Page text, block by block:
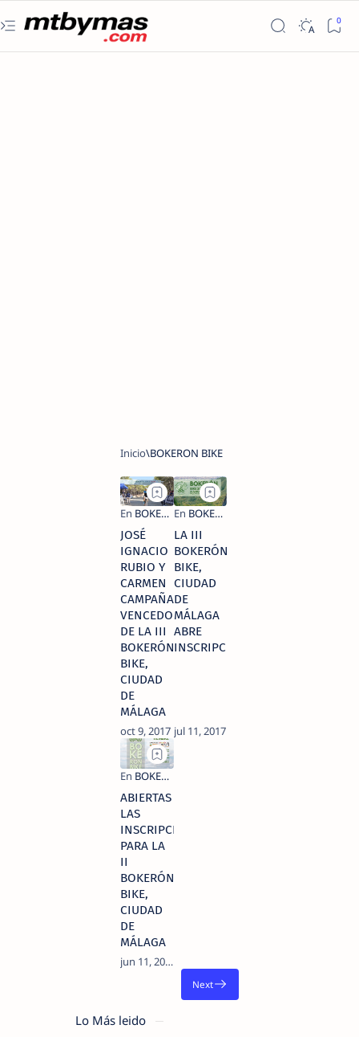
JOSÉ
IGNACIO
RUBIO Y
CARMEN
CAMPAÑA,
VENCEDORES
DE LA III
BOKERÓN
BIKE,
CIUDAD
DE
MÁLAGA
LA III
BOKERÓN
BIKE,
CIUDAD
DE
MÁLAGA
ABRE
INSCRIPCIONES
ABIERTAS
LAS
INSCRIPCIONES
PARA LA
II
BOKERÓN
BIKE,
CIUDAD
DE
MÁLAGA
Lo Más leido